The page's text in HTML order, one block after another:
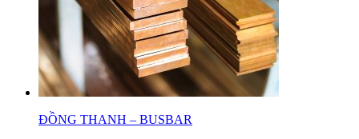
ĐỒNG THANH – BUSBAR